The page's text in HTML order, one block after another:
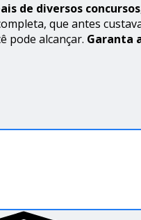
de diversos concursos
que antes
pode alcançar. Garanta